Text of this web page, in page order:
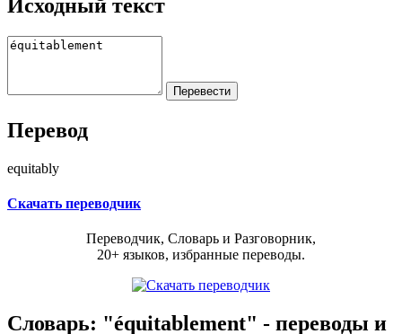
Исходный текст
Перевод
equitably
Скачать переводчик
Переводчик, Словарь и Разговорник,
20+ языков, избранные переводы.
Словарь: "équitablement" - переводы и